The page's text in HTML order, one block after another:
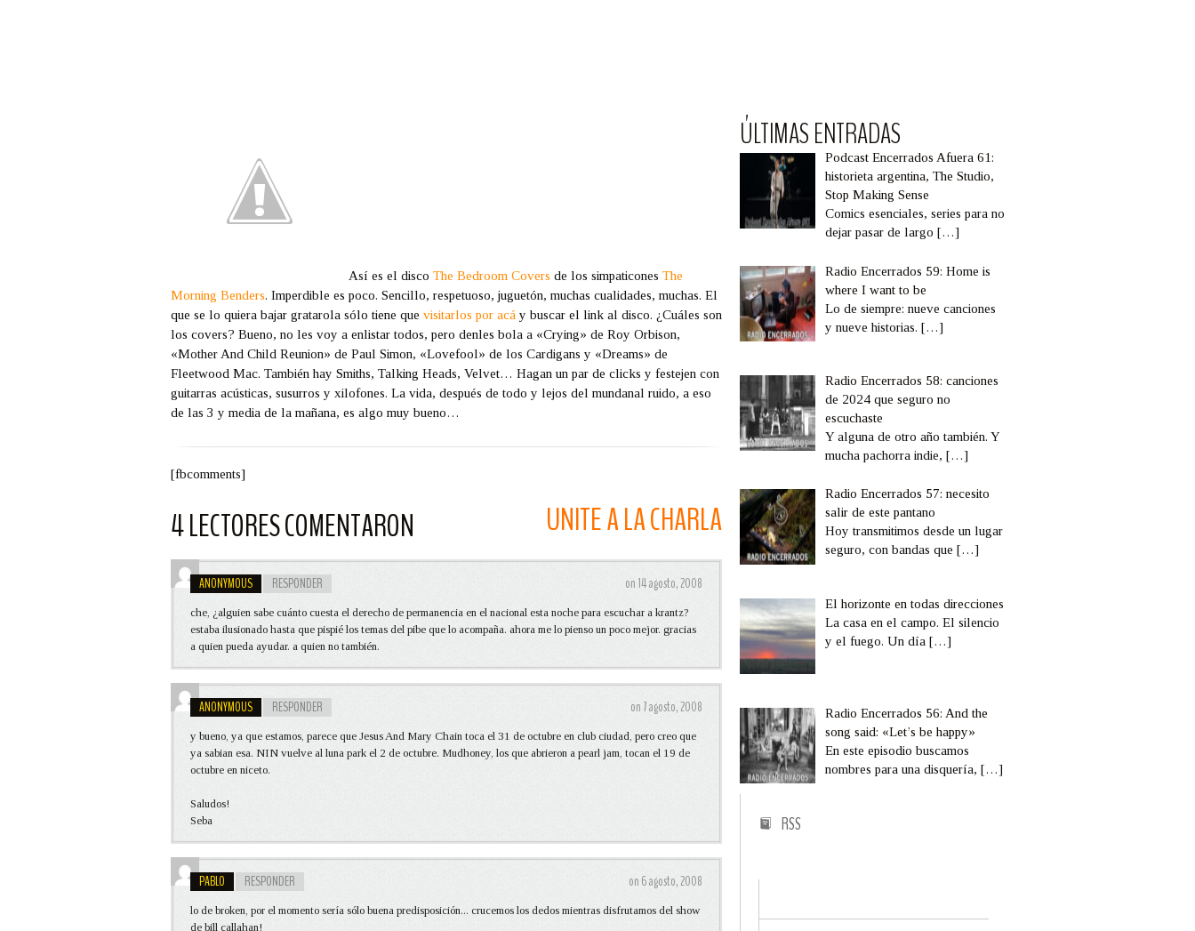
Así es el disco The Bedroom Covers de los simpaticones The
Morning Benders. Imperdible es poco. Sencillo, respetuoso, juguetón, muchas cualidades, muchas. El
que se lo quiera bajar gratarola sólo tiene que visitarlos por acá y buscar el link al disco. ¿Cuáles son
los covers? Bueno, no les voy a enlistar todos, pero denles bola a «Crying» de Roy Orbison,
«Mother And Child Reunion» de Paul Simon, «Lovefool» de los Cardigans y «Dreams» de
Fleetwood Mac. También hay Smiths, Talking Heads, Velvet… Hagan un par de clicks y festejen con
guitarras acústicas, susurros y xilofones. La vida, después de todo y lejos del mundanal ruido, a eso
de las 3 y media de la mañana, es algo muy bueno…
[fbcomments]
4 LECTORES COMENTARON UNITE A LA CHARLA
ANONYMOUS RESPONDER on 14 agosto, 2008
che, ¿alguien sabe cuánto cuesta el derecho de permanencia en el nacional esta noche para escuchar a krantz?
estaba ilusionado hasta que pispié los temas del pibe que lo acompaña. ahora me lo pienso un poco mejor. gracias
a quien pueda ayudar. a quien no también.
ANONYMOUS RESPONDER on 7 agosto, 2008
y bueno, ya que estamos, parece que Jesus And Mary Chain toca el 31 de octubre en club ciudad, pero creo que
ya sabian esa. NIN vuelve al luna park el 2 de octubre. Mudhoney, los que abrieron a pearl jam, tocan el 19 de
octubre en niceto.
Saludos!
Seba
PABLO RESPONDER on 6 agosto, 2008
lo de broken, por el momento sería sólo buena predisposición... crucemos los dedos mientras disfrutamos del show
de bill callahan!
ÚLTIMAS ENTRADAS
Podcast Encerrados Afuera 61:
historieta argentina, The Studio,
Stop Making Sense
Comics esenciales, series para no
dejar pasar de largo[…]
Radio Encerrados 59: Home is
where I want to be
Lo de siempre: nueve canciones
y nueve historias.[…]
Radio Encerrados 58: canciones
de 2024 que seguro no
escuchaste
Y alguna de otro año también. Y
mucha pachorra indie,[…]
Radio Encerrados 57: necesito
salir de este pantano
Hoy transmitimos desde un lugar
seguro, con bandas que[…]
El horizonte en todas direcciones
La casa en el campo. El silencio
y el fuego. Un día[…]
Radio Encerrados 56: And the
song said: «Let’s be happy»
En este episodio buscamos
nombres para una disquería,[…]
RSS